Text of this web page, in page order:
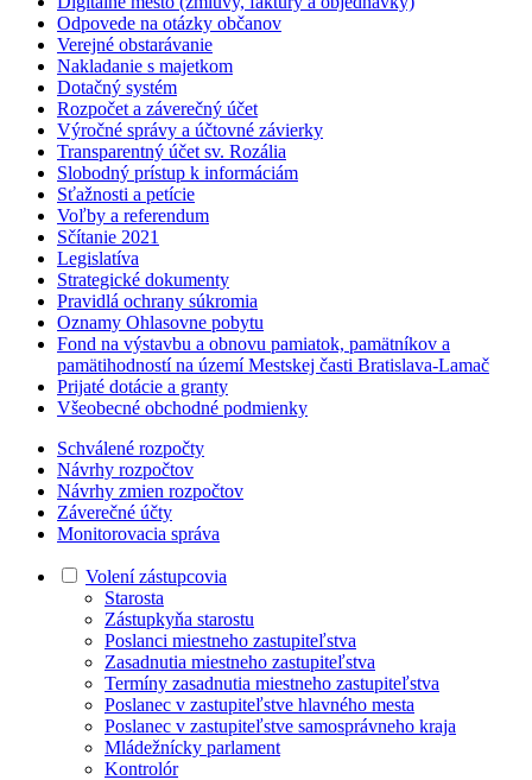
Odpovede na otázky občanov
Verejné obstarávanie
Nakladanie s majetkom
Dotačný systém
Rozpočet a záverečný účet
Výročné správy a účtovné závierky
Transparentný účet sv. Rozália
Slobodný prístup k informáciám
Sťažnosti a petície
Voľby a referendum
Sčítanie 2021
Legislatíva
Strategické dokumenty
Pravidlá ochrany súkromia
Oznamy Ohlasovne pobytu
Fond na výstavbu a obnovu pamiatok, pamätníkov a
pamätihodností na území Mestskej časti Bratislava-Lamač
Prijaté dotácie a granty
Všeobecné obchodné podmienky
Schválené rozpočty
Návrhy rozpočtov
Návrhy zmien rozpočtov
Záverečné účty
Monitorovacia správa
Volení zástupcovia
Starosta
Zástupkyňa starostu
Poslanci miestneho zastupiteľstva
Zasadnutia miestneho zastupiteľstva
Termíny zasadnutia miestneho zastupiteľstva
Poslanec v zastupiteľstve hlavného mesta
Poslanec v zastupiteľstve samosprávneho kraja
Mládežnícky parlament
Kontrolór